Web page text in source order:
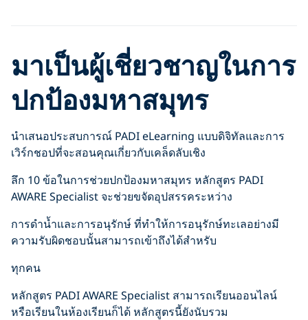
มาเป็นผู้เชี่ยวชาญในการ
ปกป้องมหาสมุทร
นำเสนอประสบการณ์ PADI eLearning แบบดิจิทัลและการ
เวิร์กชอปที่จะสอนคุณเกี่ยวกับเคล็ดลับเชิง
ลึก 10 ข้อในการช่วยปกป้องมหาสมุทร หลักสูตร PADI
AWARE Specialist จะช่วยขจัดอุปสรรคระหว่าง
การดำน้ำและการอนุรักษ์ ที่ทำให้การอนุรักษ์ทะเลอย่างมี
ความรับผิดชอบนั้นสามารถเข้าถึงได้สำหรับ
ทุกคน
หลักสูตร PADI AWARE Specialist สามารถเรียนออนไลน์
หรือเรียนในห้องเรียนก็ได้ หลักสูตรนี้ยังนับรวม